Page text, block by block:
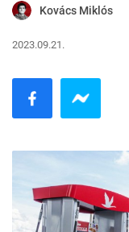
Kovács Miklós
2023.09.21.